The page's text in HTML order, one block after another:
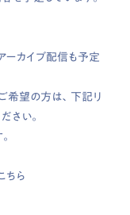
ーカイブ配信も予定
希望の方は、下記リ
さい。
ちら